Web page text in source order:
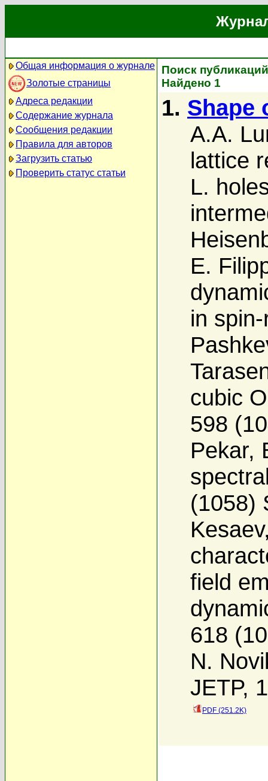
Общая информация о журнале
Золотые страницы
Адреса редакции
Содержание журнала
Сообщения редакции
Правила для авторов
Загрузить статью
Проверить статус статьи
Поиск
Найдено 1
1. Shape
A.A.
lattice
L.
E.
in
cubic
598
Pekar,
(1058)
Kesaev
field
618
N.
JETP,
PDF (251.2K)